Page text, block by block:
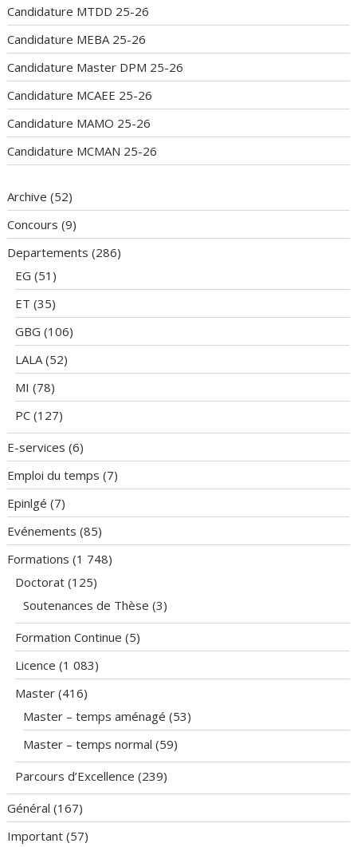
Candidature MTDD 25-26
Candidature MEBA 25-26
Candidature Master DPM 25-26
Candidature MCAEE 25-26
Candidature MAMO 25-26
Candidature MCMAN 25-26
Archive (52)
Concours (9)
Departements (286)
EG (51)
ET (35)
GBG (106)
LALA(52)
MI (78)
PC (127)
E-services (6)
Emploi du temps (7)
Epinlgé (7)
Evénements (85)
Formations (1 748)
Doctorat (125)
Soutenances de Thèse (3)
Formation Continue (5)
Licence (1 083)
Master (416)
Master – temps aménagé (53)
Master – temps normal (59)
Parcours d’Excellence (239)
Général (167)
Important (57)